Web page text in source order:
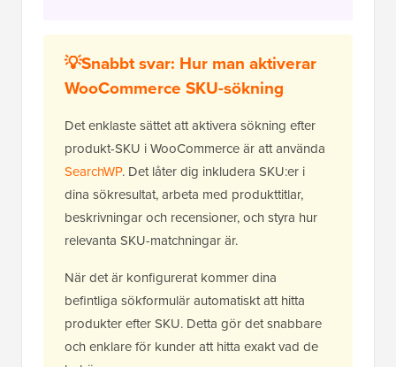
💡Snabbt svar: Hur man aktiverar
WooCommerce SKU-sökning
Det enklaste sättet att aktivera sökning efter
produkt-SKU i WooCommerce är att använda
SearchWP. Det låter dig inkludera SKU:er i
dina sökresultat, arbeta med produkttitlar,
beskrivningar och recensioner, och styra hur
relevanta SKU-matchningar är.
När det är konfigurerat kommer dina
befintliga sökformulär automatiskt att hitta
produkter efter SKU. Detta gör det snabbare
och enklare för kunder att hitta exakt vad de